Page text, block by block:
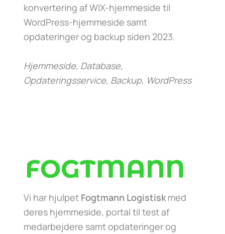
konvertering af WIX-hjemmeside til
WordPress-hjemmeside samt
opdateringer og backup siden 2023.
Hjemmeside, Database,
Opdateringsservice, Backup, WordPress
Vi har hjulpet Fogtmann Logistiskmed
deres hjemmeside, portal til test af
medarbejdere samt opdateringer og